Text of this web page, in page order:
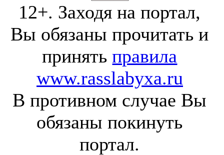
12+. Заходя на портал,
Вы обязаны прочитать и
принятьправила
www.rasslabyxa.ru
В противном случае Вы
обязаны покинуть
портал.